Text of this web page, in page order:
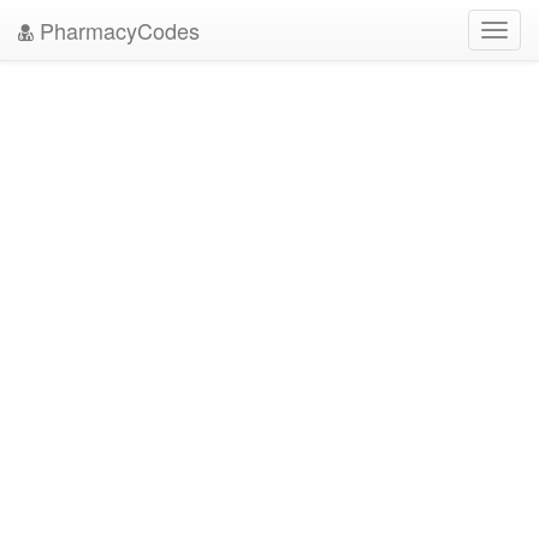
PharmacyCodes